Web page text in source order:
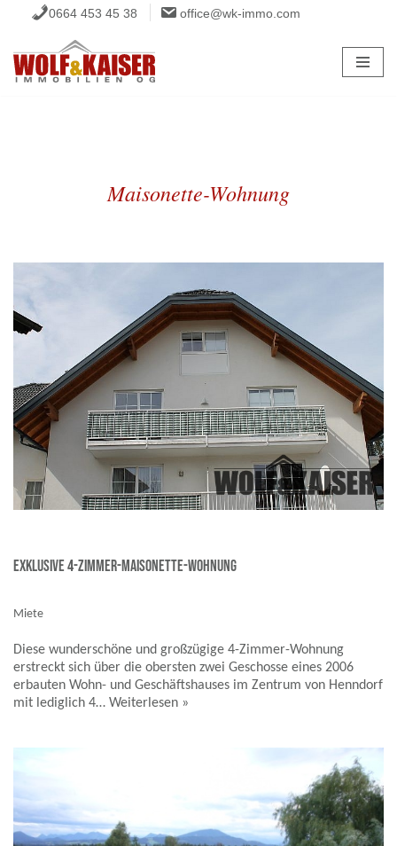
Inhalt
springen
0664 453 45 38 office@wk-immo.com
Maisonette-Wohnung
exklusive 4-Zimmer-Maisonette-Wohnung
Miete
Diese wunderschöne und großzügige 4-Zimmer-Wohnung
erstreckt sich über die obersten zwei Geschosse eines 2006
erbauten Wohn- und Geschäftshauses im Zentrum von Henndorf
mit lediglich 4… Weiterlesen »